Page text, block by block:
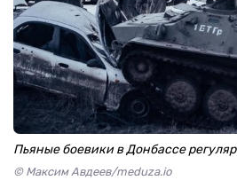
Пьяные боевики в Донбассе
© Максим Авдеев/meduza.io